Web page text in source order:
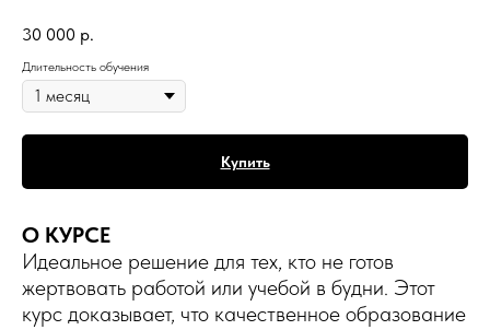
30 000 р.
Длительность обучения
Купить
О КУРСЕ
Идеальное решение для тех, кто не готов
жертвовать работой или учебой в будни. Этот
курс доказывает, что качественное образование